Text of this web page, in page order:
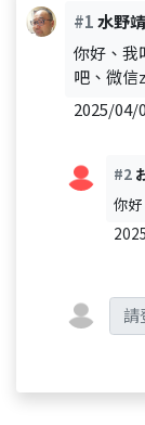
#1水野靖
你好、我
吧、微
2025/04/
#2
你